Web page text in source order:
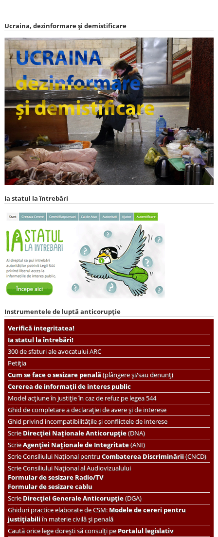
Ucraina, dezinformare și demistificare
Ia statul la întrebări
Instrumentele de luptă anticorupție
Verifică integritatea!
Ia statul la întrebări!
300 de sfaturi ale avocatului ARC
Petiția
Cum se face o sesizare penală(plângere și/sau denunț)
Cererea de informații de interes public
Model acțiune în justiție în caz de refuz pe legea 544
Ghid de completare a declarației de avere și de interese
Ghid privind incompatibilitățile și conflictele de interese
ScrieDirecției Naționale Anticorupție(DNA)
ScrieAgenției Naționale de Integritate(ANI)
ScrieConsiliului Național pentruCombaterea Discriminării(CNCD)
Scrie Consiliului Național al Audiovizualului
Formular de sesizare Radio/TV
Formular de sesizare cablu
ScrieDirecției Generale Anticorupție(DGA)
Ghiduri practice elaborate de CSM: Modele de cereri pentru
justițiabiliîn materie civilă și penală
Caută orice lege dorești să consulți pePortalul legislativ